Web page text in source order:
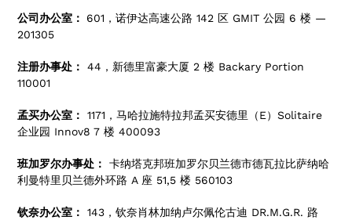
公司办公室： 601，诺伊达高速公路 142 区 GMIT 公园 6 楼 —
201305
注册办事处：
44，新德里富豪大厦 2 楼 Backary Portion
110001
孟买办公室：
1171，马哈拉施特拉邦孟买安德里（E）Solitaire
企业园 Innov8 7 楼 400093
班加罗尔办事处：
卡纳塔克邦班加罗尔贝兰德市德瓦拉比萨纳哈
利曼特里贝兰德外环路 A 座 51,5 楼 560103
钦奈办公室：
143，钦奈肖林加纳卢尔佩伦古迪 DR.M.G.R. 路